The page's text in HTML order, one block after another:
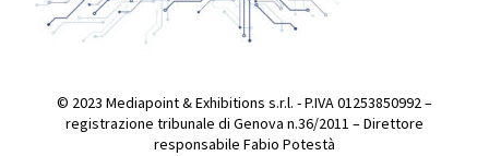
© 2023 Mediapoint & Exhibitions s.r.l. - P.IVA 01253850992 –
registrazione tribunale di Genova n.36/2011 – Direttore
responsabile Fabio Potestà